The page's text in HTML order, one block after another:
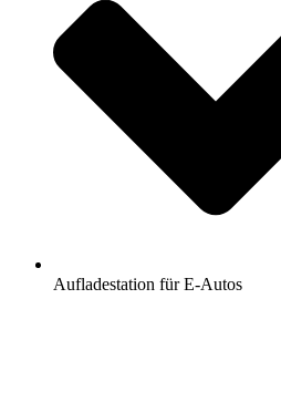
Aufladestation für E-Autos